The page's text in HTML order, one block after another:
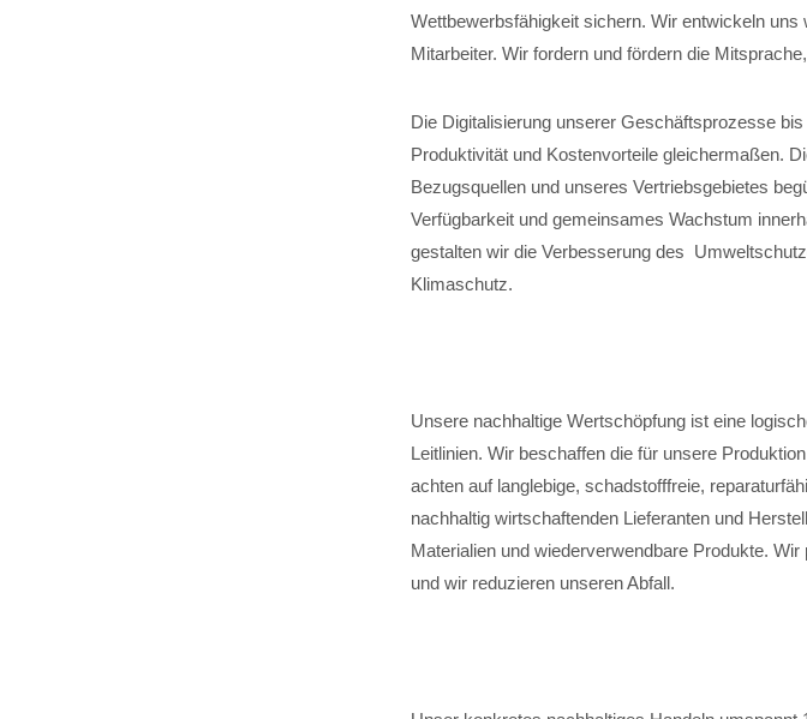
Wettbewerbsfähigkeit sichern. Wir entwickeln
Mitarbeiter. Wir fordern und fördern die
Die Digitalisierung unserer Geschäftsprozesse
Produktivität und Kostenvorteile gleichermaßen.
Bezugsquellen und unseres Vertriebsgebietes
Verfügbarkeit und gemeinsames Wachstum
gestalten wir die Verbesserung des
Klimaschutz.
Unsere nachhaltige Wertschöpfung ist eine
Leitlinien. Wir beschaffen die für unsere
achten auf langlebige, schadstofffreie,
nachhaltig wirtschaftenden Lieferanten und
Materialien und wiederverwendbare Produkte.
und wir reduzieren unseren Abfall.